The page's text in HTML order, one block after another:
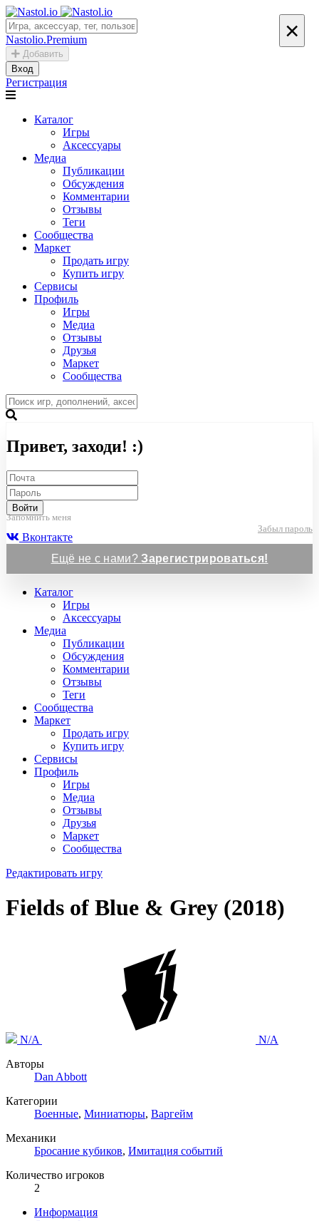
Nastolio.Premium
Добавить
Вход
Регистрация
Каталог
Игры
Аксессуары
Медиа
Публикации
Обсуждения
Комментарии
Отзывы
Теги
Сообщества
Маркет
Продать игру
Купить игру
Сервисы
Профиль
Игры
Медиа
Отзывы
Друзья
Маркет
Сообщества
×
Привет, заходи! :)
Войти
Запомнить меня
Забыл пароль
Вконтакте
Ещё не с нами?Зарегистрироваться!
Каталог
Игры
Аксессуары
Медиа
Публикации
Обсуждения
Комментарии
Отзывы
Теги
Сообщества
Маркет
Продать игру
Купить игру
Сервисы
Профиль
Игры
Медиа
Отзывы
Друзья
Маркет
Сообщества
Редактировать игру
Fields of Blue & Grey (2018)
N/A
N/A
Авторы
Dan Abbott
Категории
Военные, Миниатюры, Варгейм
Механики
Бросание кубиков, Имитация событий
Количество игроков
2
Информация